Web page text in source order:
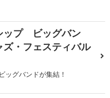
ップ ビッグバン
ズ・フェスティバル
ッグバンドが集結！